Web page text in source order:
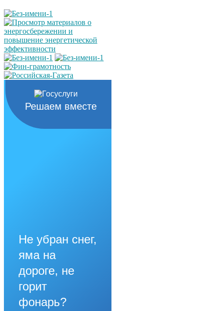
Решаем вместе
Не убран снег,
яма на
дороге, не
горит
фонарь?